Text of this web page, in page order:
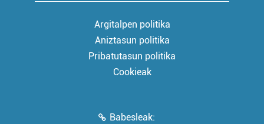
Argitalpen politika
Aniztasun politika
Pribatutasun politika
Cookieak
Babesleak: